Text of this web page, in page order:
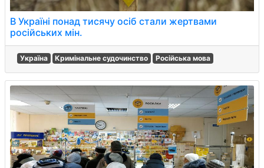
В Україні понад тисячу осіб стали жертвами
російських мін.
Україна Кримінальне судочинство Російська мова